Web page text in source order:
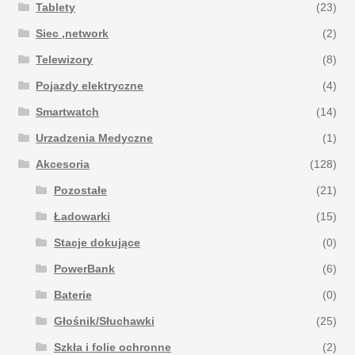
Tablety (23)
Siec ,network (2)
Telewizory (8)
Pojazdy elektryczne (4)
Smartwatch (14)
Urzadzenia Medyczne (1)
Akcesoria (128)
Pozostałe (21)
Ładowarki (15)
Stacje dokujące (0)
PowerBank (6)
Baterie (0)
Głośnik/Słuchawki (25)
Szkła i folie ochronne (2)